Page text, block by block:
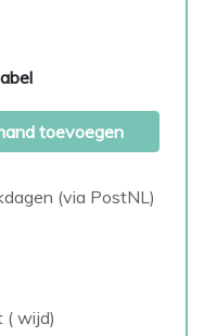
toevoegen
(via PostNL)
( wijd)